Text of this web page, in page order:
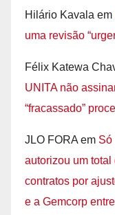
Hilário Kavala em
uma revisão
Félix Katewa
UNITA não
“fracassado”
JLO FORA em Só
autorizou um
contratos por
e a Gemcorp